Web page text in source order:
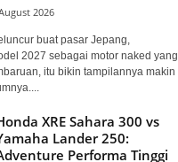
2026
buat pasar Jepang,
2027 sebagai motor naked yang
itu bikin tampilannya makin
XRE Sahara 300 vs
Lander 250:
Performa Tinggi